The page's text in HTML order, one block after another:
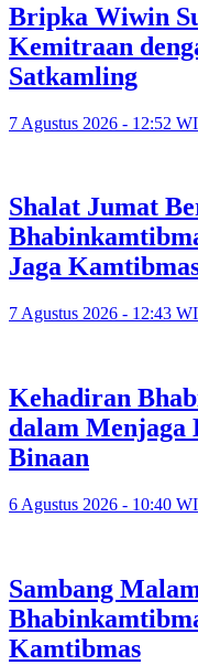
Bripka Wiwin
Kemitraan
Satkamling
7 Agustus 2026 - 12:52
Shalat Jumat
Jaga
7 Agustus 2026 - 12:43
Kehadiran
dalam Menjaga
Binaan
6 Agustus 2026 - 10:40
Sambang
Kamtibmas